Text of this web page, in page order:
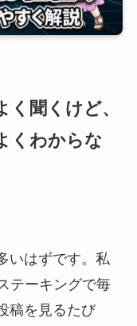
く聞くけど、
くわからな
いはずです。私
テーキングで毎
稿を見るたび